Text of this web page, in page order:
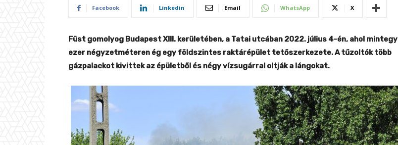
Facebook Linkedin Email WhatsApp X
Füst gomolyog Budapest XIII. kerületében, a Tatai utcában 2022. július 4-én, ahol mintegy
ezer négyzetméteren ég egy földszintes raktárépület tetőszerkezete. A tűzoltók több
gázpalackot kivittek az épületből és négy vízsugárral oltják a lángokat.